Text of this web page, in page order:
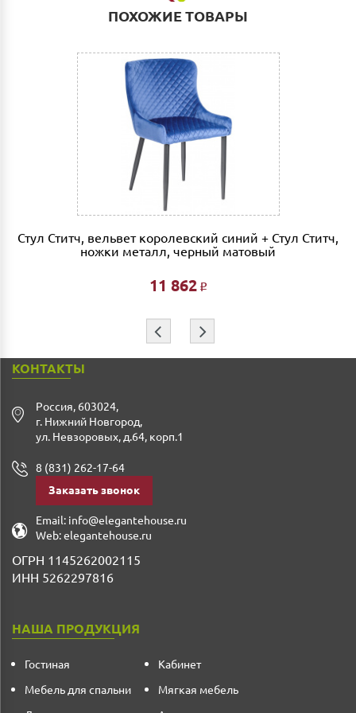
Деловые линии. Оплата услуг транспортной
Выгрузка и сборка
Подъем мебели до первого этажа или любого этажа
при наличии исправного лифта 400 руб., подъем без
лифта 200 руб/этаж.
Сборка мебели рассчитывается автоматически при
совершении заказа в интернет магазине и является
фиксированной- 3% от стоимости заказа.
Дата доставки, выгрузки и сборки обговаривается
индивидуально.
Ждем Вас в нашем салоне и желаем Вам приятных
ПОХОЖИЕ ТОВАРЫ
⇦
Стул Ститч, вельвет королевский синий + Стул Ститч,
ножки металл, черный матовый
11 862 Р
⇨
КОНТАКТЫ
Россия, 603024,
г. Нижний Новгород,
ул. Невзоровых, д.64, корп.1
8 (831) 262-17-64
Заказать звонок
Email: info@elegantehouse.ru
Web:elegantehouse.ru
ОГРН 1145262002115
ИНН 5262297816
НАША ПРОДУКЦИЯ
Гостиная
Мебель для спальни
Кабинет
Мягкая мебель